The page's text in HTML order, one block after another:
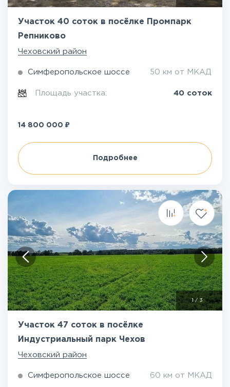
Участок 40 соток в посёлке Промпарк
Репниково
Чеховский район
Симферопольское шоссе 50 км от МКАД
Площадь участка: 40 соток
14 800 000 ₽
Подробнее
1/3
Участок 47 соток в посёлке
Индустриальный парк Чехов
Чеховский район
Симферопольское шоссе 60 км от МКАД